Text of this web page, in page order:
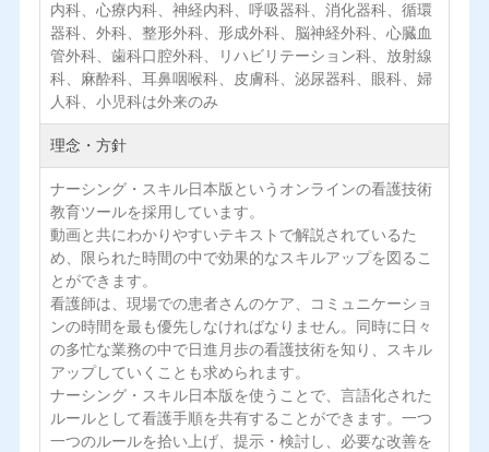
内科、心療内科、神経内科、呼吸器科、消化器科、循環
器科、外科、整形外科、形成外科、脳神経外科、心臓血
管外科、歯科口腔外科、リハビリテーション科、放射線
科、麻酔科、耳鼻咽喉科、皮膚科、泌尿器科、眼科、婦
人科、小児科は外来のみ
理念・方針
ナーシング・スキル日本版というオンラインの看護技術
教育ツールを採用しています。
動画と共にわかりやすいテキストで解説されているた
め、限られた時間の中で効果的なスキルアップを図るこ
とができます。
看護師は、現場での患者さんのケア、コミュニケーショ
ンの時間を最も優先しなければなりません。同時に日々
の多忙な業務の中で日進月歩の看護技術を知り、スキル
アップしていくことも求められます。
ナーシング・スキル日本版を使うことで、言語化された
ルールとして看護手順を共有することができます。一つ
一つのルールを拾い上げ、提示・検討し、必要な改善を